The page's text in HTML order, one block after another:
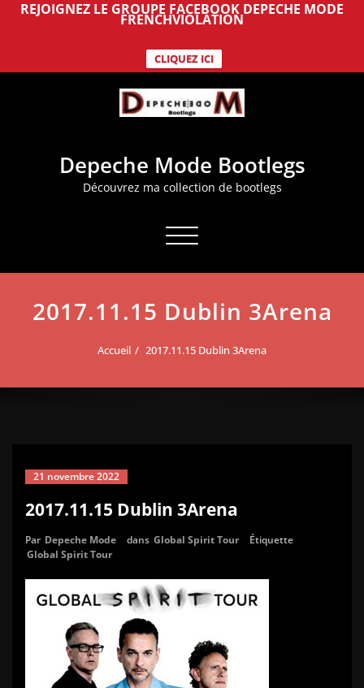
REJOIGNEZ LE GROUPE FACEBOOK DEPECHE MODE
FRENCHVIOLATION
CLIQUEZ ICI
Depeche Mode Bootlegs
Découvrez ma collection de bootlegs
Afficher/masquer la navigation
2017.11.15 Dublin 3Arena
Accueil 2017.11.15 Dublin 3Arena
21 novembre 2022
2017.11.15 Dublin 3Arena
Par Depeche Mode dans Global Spirit Tour
Étiquette
Global Spirit Tour